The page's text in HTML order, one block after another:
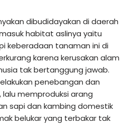
dibudidayakan di daerah
habitat aslinya yaitu
keberadaan tanaman ini di
karena kerusakan alam
tak bertanggung jawab.
penebangan dan
memproduksi arang
sapi dan kambing domestik
belukar yang terbakar tak